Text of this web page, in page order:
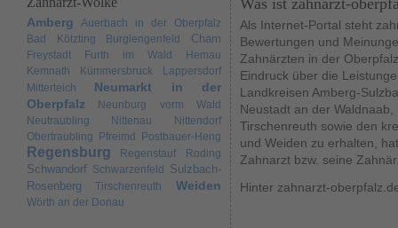
Amberg
Auerbach in der Oberpfalz
Bad Kötzting
Burglengenfeld Cham
Freystadt Furth im Wald
Hemau
Kemnath
Kümmersbruck
Lappersdorf
Mitterteich
Neumarkt in der
Oberpfalz
Neunburg vorm Wald
Neutraubling
Nittenau
Nittendorf
Obertraubling
Pfreimd Postbauer-Heng
Regensburg Regenstauf Roding
Schwandorf Schwarzenfeld
Sulzbach-
Rosenberg
Tirschenreuth Weiden
Wörth an der Donau
Als Internet-Portal steht
Bewertungen und
Zahnärzten in der
Eindruck über die
Landkreisen Amberg-
Neustadt an der
Tirschenreuth sowie den
und Weiden zu erhalten,
Zahnarzt bzw. seine
Hinter zahnarzt-